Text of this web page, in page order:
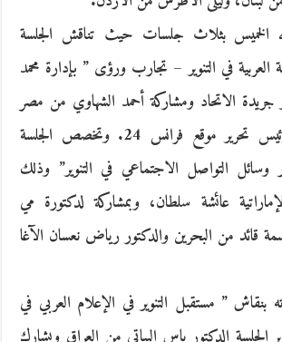
الخميس بثلاث جلسات حيث تناقش الجلسة
العربية في التنوير – تجارب ورؤى ” بإدارة محمد
جريدة الاتحاد ومشاركة أحمد الشهاوي من مصر
وعثمان تزغارت رئيس تحرير موقع فرانس 24. وتخصص الجلسة
وسائل التواصل الاجتماعي في التنوير” وذلك
عائشة سلطان، وبمشاركة لدكتورة مي
قائد من البحرين والدكتور رياض نعسان الآغا
بنقاش ” مستقبل التنوير في الإعلام العربي في